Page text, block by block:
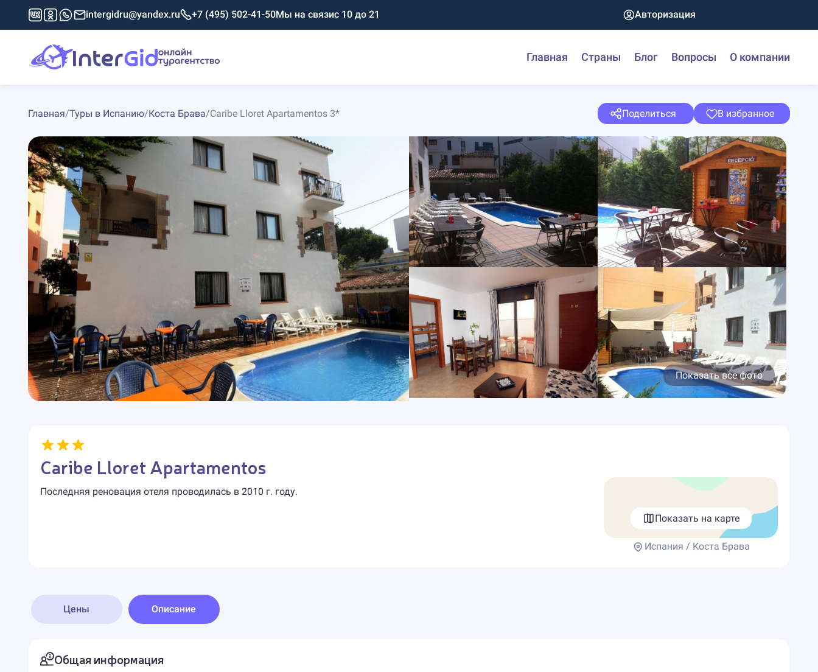
intergidru@yandex.ru +7 (495) 502-41-50Мы на связис 10 до 21 Авторизация
Главная Страны Блог Вопросы О компании
Главная/Туры в Испанию/Коста Брава/Caribe Lloret Apartamentos 3* Поделиться В избранное
Показать все фото
Caribe Lloret Apartamentos
Последняя реновация отеля проводилась в 2010 г. году.
Показать на карте
Испания / Коста Брава
Цены Описание
Общая информация